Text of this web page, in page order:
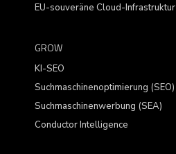
EU-souveräne Cloud-Infrastruktur
GROW
KI-SEO
Suchmaschinenoptimierung (SEO)
Suchmaschinenwerbung (SEA)
Conductor Intelligence